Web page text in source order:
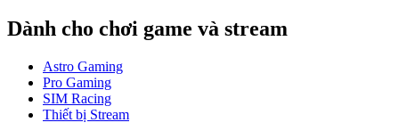
Dành cho chơi game và stream
Astro Gaming
Pro Gaming
SIM Racing
Thiết bị Stream